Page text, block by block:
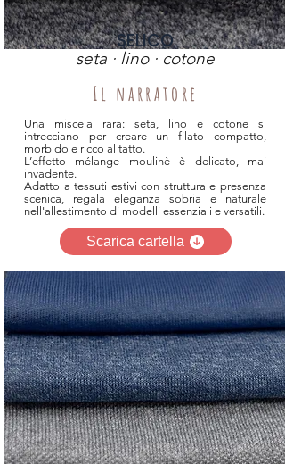
SELICO
seta · lino · cotone
Il narratore
Una miscela rara: seta, lino e cotone si
intrecciano per creare un filato compatto,
morbido e ricco al tatto.
L’effetto mélange moulinè è delicato, mai
invadente.
Adatto a tessuti estivi con struttura e presenza
scenica, regala eleganza sobria e naturale
nell'allestimento di modelli essenziali e versatili.
Scarica cartella